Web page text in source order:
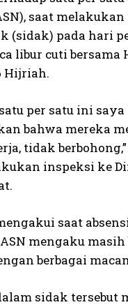
saat
(sidak) pada hari
libur cuti bersama
Hijriah.
satu per satu ini
bahwa mereka
tidak
inspeksi ke
saat
mengaku
berbagai
sidak tersebut